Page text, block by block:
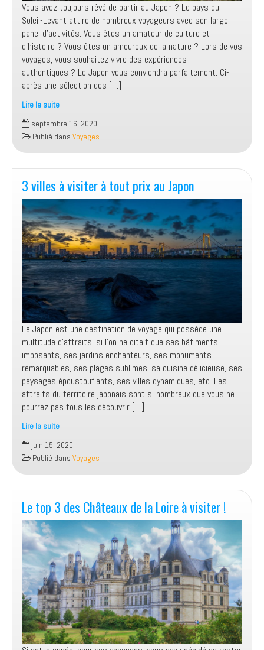
Vous avez toujours rêvé de partir au Japon ? Le pays du
Soleil-Levant attire de nombreux voyageurs avec son large
panel d’activités. Vous êtes un amateur de culture et
d’histoire ? Vous êtes un amoureux de la nature ? Lors de vos
voyages, vous souhaitez vivre des expériences
authentiques ? Le Japon vous conviendra parfaitement. Ci-
après une sélection des […]
Lire la suite
Séjour
authentique
au
Japon
:
3
idées
d’activités
à
intégrer
son
itinéraire
septembre 16, 2020
Publié dans Voyages
3 villes à visiter à tout prix au Japon
Le Japon est une destination de voyage qui possède une
multitude d’attraits, si l’on ne citait que ses bâtiments
imposants, ses jardins enchanteurs, ses monuments
remarquables, ses plages sublimes, sa cuisine délicieuse, ses
paysages époustouflants, ses villes dynamiques, etc. Les
attraits du territoire japonais sont si nombreux que vous ne
pourrez pas tous les découvrir […]
Lire la suite
3
villes
à
visiter
à
tout
prix
au
Japon
juin 15, 2020
Publié dans Voyages
Le top 3 des Châteaux de la Loire à visiter !